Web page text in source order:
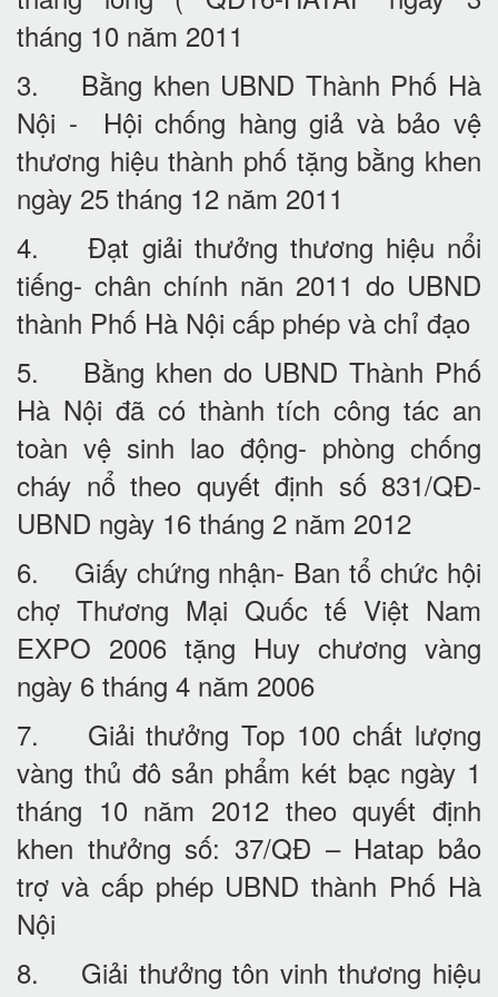
tháng 10 năm 2011
3. Bằng khen UBND Thành Phố Hà
Nội - Hội chống hàng giả và bảo vệ
thương hiệu thành phố tặng bằng khen
ngày 25 tháng 12 năm 2011
4. Đạt giải thưởng thương hiệu nổi
tiếng- chân chính năn 2011 do UBND
thành Phố Hà Nội cấp phép và chỉ đạo
5. Bằng khen do UBND Thành Phố
Hà Nội đã có thành tích công tác an
toàn vệ sinh lao động- phòng chống
cháy nổ theo quyết định số 831/QĐ-
UBND ngày 16 tháng 2 năm 2012
6. Giấy chứng nhận- Ban tổ chức hội
chợ Thương Mại Quốc tế Việt Nam
EXPO 2006 tặng Huy chương vàng
ngày 6 tháng 4 năm 2006
7. Giải thưởng Top 100 chất lượng
vàng thủ đô sản phẩm két bạc ngày 1
tháng 10 năm 2012 theo quyết định
khen thưởng số: 37/QĐ – Hatap bảo
trợ và cấp phép UBND thành Phố Hà
Nội
8. Giải thưởng tôn vinh thương hiệu